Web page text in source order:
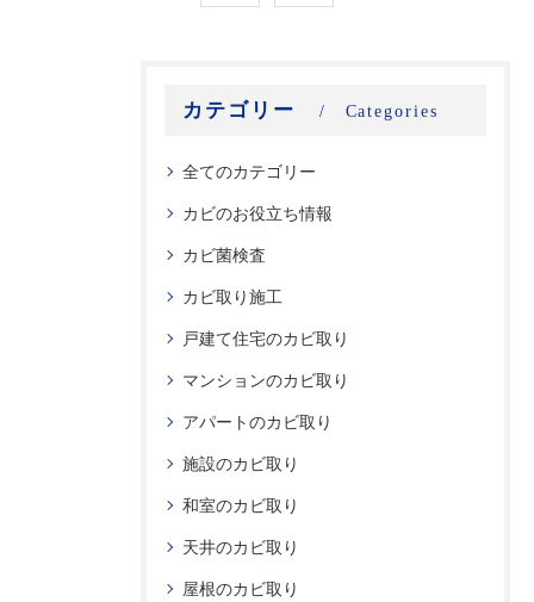
カテゴリー Categories
全てのカテゴリー
カビのお役立ち情報
カビ菌検査
カビ取り施工
戸建て住宅のカビ取り
マンションのカビ取り
アパートのカビ取り
施設のカビ取り
和室のカビ取り
天井のカビ取り
屋根のカビ取り